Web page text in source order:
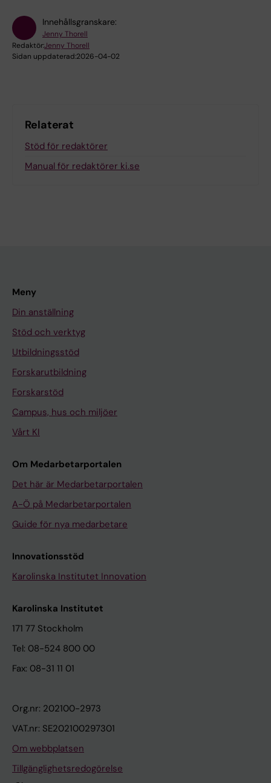
Innehållsgranskare:
Jenny Thorell
Redaktör:Jenny Thorell
Sidan uppdaterad:2026-04-02
Relaterat
Stöd för redaktörer
Manual för redaktörer ki.se
Meny
Din anställning
Stöd och verktyg
Utbildningsstöd
Forskarutbildning
Forskarstöd
Campus, hus och miljöer
Vårt KI
Om Medarbetarportalen
Det här är Medarbetarportalen
A-Ö på Medarbetarportalen
Guide för nya medarbetare
Innovationsstöd
Karolinska Institutet Innovation
Karolinska Institutet
171 77 Stockholm
Tel: 08-524 800 00
Fax: 08-31 11 01
Org.nr: 202100-2973
VAT.nr: SE202100297301
Om webbplatsen
Tillgänglighetsredogörelse